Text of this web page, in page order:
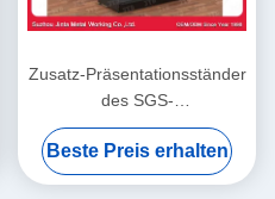
Zusatz-Präsentationsständer
des SGS-
Gemischtwarenladen-
Gondel-Fach-2100mm
Beste Preis erhalten